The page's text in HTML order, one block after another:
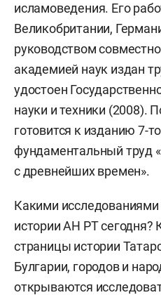
исламоведения. Его
Великобритании,
руководством
академией наук издан
удостоен
науки и техники (2008).
готовится к изданию 7-
фундаментальный труд
с древнейших времен».
Какими исследованиями
истории АН РТ сегодня?
страницы истории
Булгарии, городов и
открываются